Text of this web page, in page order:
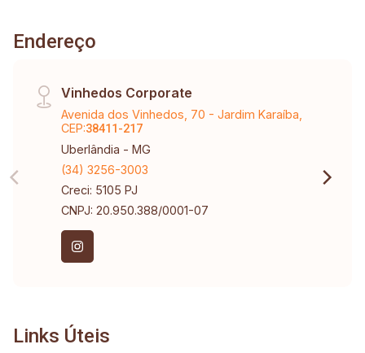
Endereço
Vinhedos Corporate
Avenida dos Vinhedos, 70 - Jardim Karaíba,
CEP:38411-217
Uberlândia - MG
(34) 3256-3003
Creci: 5105 PJ
CNPJ: 20.950.388/0001-07
Links Úteis